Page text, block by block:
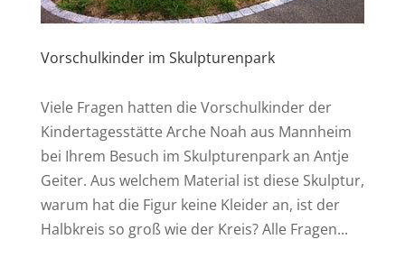
Vorschulkinder im Skulpturenpark
Viele Fragen hatten die Vorschulkinder der
Kindertagesstätte Arche Noah aus Mannheim
bei Ihrem Besuch im Skulpturenpark an Antje
Geiter. Aus welchem Material ist diese Skulptur,
warum hat die Figur keine Kleider an, ist der
Halbkreis so groß wie der Kreis? Alle Fragen...